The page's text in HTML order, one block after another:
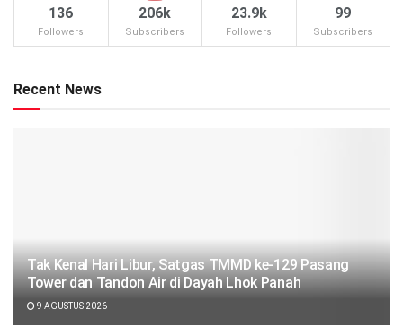
136
Followers
206k
Subscribers
23.9k
Followers
99
Subscribers
Recent News
Tak Kenal Hari Libur, Satgas TMMD ke-129 Pasang
Tower dan Tandon Air di Dayah Lhok Panah
9 AGUSTUS 2026